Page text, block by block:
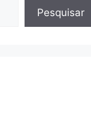
Pesquisar